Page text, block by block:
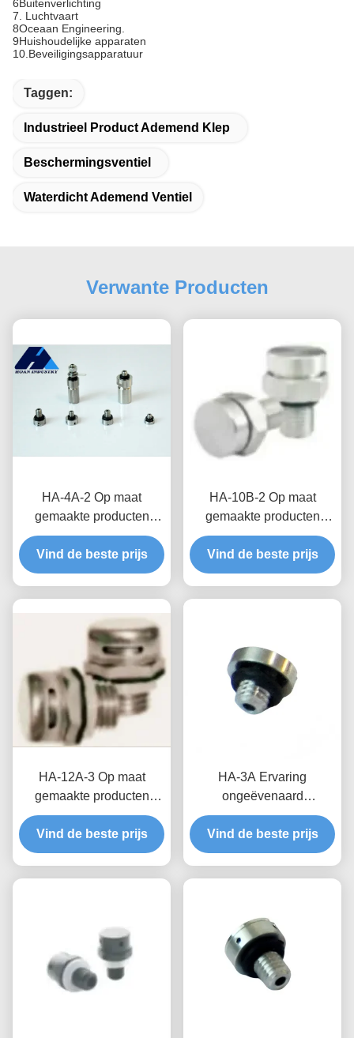
6Buitenverlichting
7. Luchtvaart
8Oceaan Engineering.
9Huishoudelijke apparaten
10.Beveiligingsapparatuur
Taggen:
Industrieel Product Ademend Klep
Beschermingsventiel
Waterdicht Ademend Ventiel
Verwante Producten
HA-4A-2 Op maat
gemaakte producten
Waterdicht ademend klep
voor distributie doos
Waterdichtheid en
Vind de beste prijs
HA-10B-2 Op maat
gemaakte producten
Waterdichte ademende
kleppen voor betere
betrouwbaarheid en
Vind de beste prijs
HA-12A-3 Op maat
gemaakte producten
Waterdicht en ademend
klep De perfecte
combinatie van
Vind de beste prijs
HA-3A Ervaring
ongeëvenaard
luchtdrukbeheer met op
maat gemaakte producten
Waterdichte ademende
Vind de beste prijs